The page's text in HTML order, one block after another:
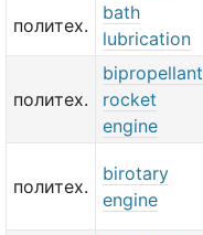
политех.
bath
lubrication
политех.
bipropellant
rocket
engine
политех.
birotary
engine